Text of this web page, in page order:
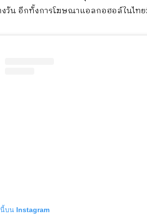
วัน อีกทั้งการโฆษณาแอลกอฮอล์ในไท
บน Instagram